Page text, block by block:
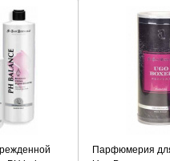
Парфюмерия